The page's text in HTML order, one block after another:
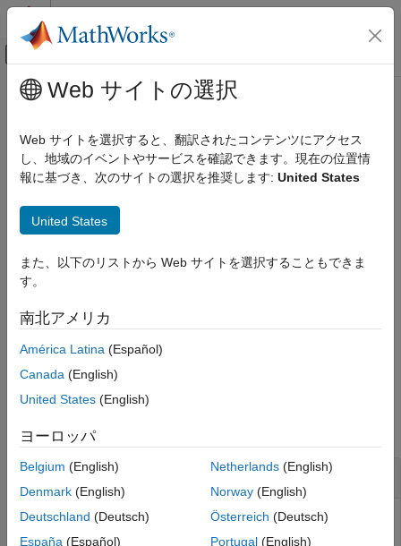
コンテンツへスキップ
オフキャンバス ナビゲーション メ
ドキュメンテーションのホーム
Simulink Real-Time
System Configuration
Model Preparation for Real-Time Execution
Communication Protocol Blocks
Precision Time Protocol (PTP) Blocks
Simulink Real-Time
Create and Execute Real-Time Application
Through Simulink Editor Real-Time Tab
Run Simulink Real-Time Application
setTargetTimezone
ON THIS PAGE
Description
Examples
Input Arguments
Version History
メインコンテンツ
setTargetTimezone
Set target computer time zone preference
Since R2025a
Syntax
Description
time zone setting on the target computer.
example
Examples
collapse all
Set Target Computer Time Zone
Set the target computer time zone.
Web サイトの選択
Web サイトを選択すると、翻訳されたコンテンツにアクセス
し、地域のイベントやサービスを確認できます。現在の位置情
報に基づき、次のサイトの選択を推奨します: United States
United States
また、以下のリストから Web サイトを選択することもできま
す。
南北アメリカ
América Latina (Español)
Canada (English)
United States (English)
ヨーロッパ
Belgium (English)
Denmark (English)
Deutschland (Deutsch)
España (Español)
Netherlands(English)
Norway(English)
Österreich (Deutsch)
Portugal(English)